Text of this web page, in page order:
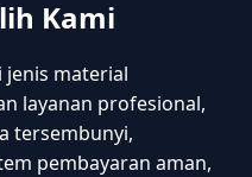
Kami
jenis material
layanan profesional,
tersembunyi,
pembayaran aman,